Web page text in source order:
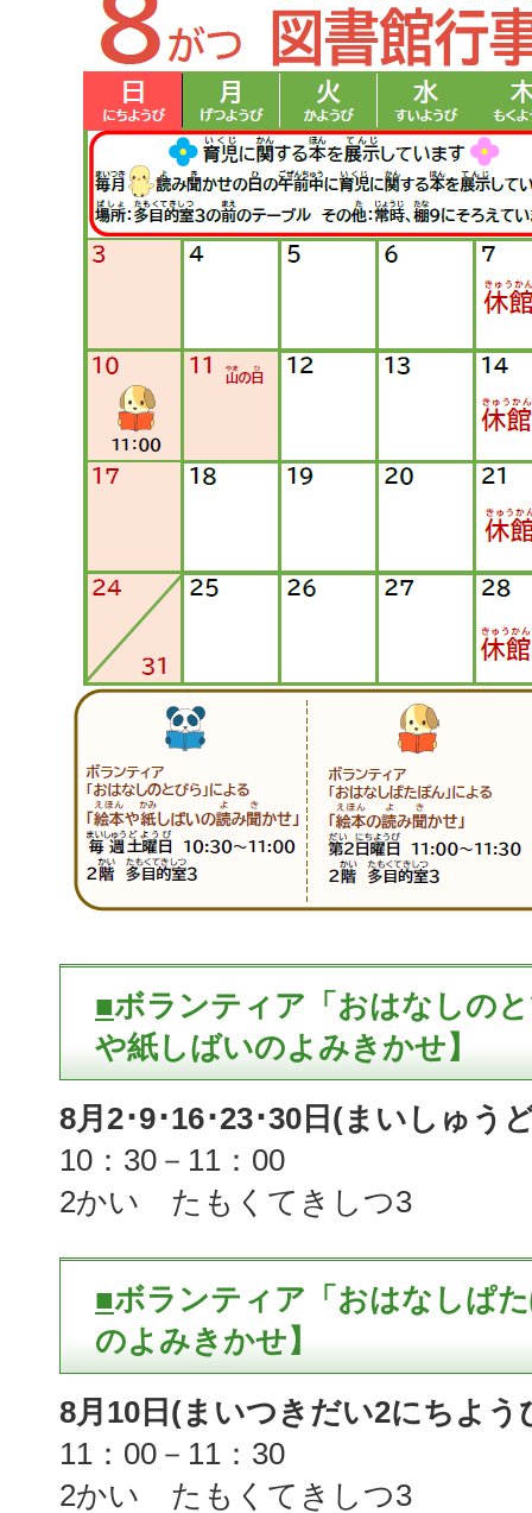
■ボランティア「おはなしの
や紙しばいのよみきかせ】
8月2･9･16･23･30日(まいしゅう
10：30－11：00
2かい たもくてきしつ3
■ボランティア「おはなしぱ
のよみきかせ】
8月10日(まいつきだい2にちよう
11：00－11：30
2かい たもくてきしつ3